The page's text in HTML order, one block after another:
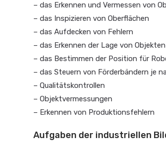
– das Erkennen und Vermessen von
– das Inspizieren von Oberflächen
– das Aufdecken von Fehlern
– das Erkennen der Lage von Objekten
– das Bestimmen der Position für
– das Steuern von Förderbändern je
– Qualitätskontrollen
– Objektvermessungen
– Erkennen von Produktionsfehlern
Aufgaben der industriellen